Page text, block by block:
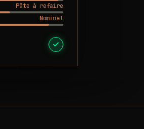
Pâte à refaire
Nominal